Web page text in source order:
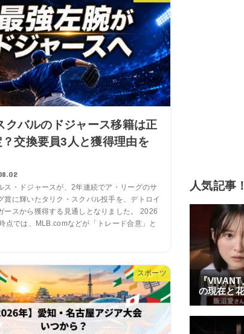
クバルのドジャース移籍は正
交換要員3人と獲得理由を
ス・ドジャースが、2年連続でア・リーグのサ
賞に輝いたタリク・スクバル投手を、デトロイ
ースから獲得する見通しとなりました。 2026
点では、MLB.comなどが「トレード合意」と
スポーツ
人気記事！